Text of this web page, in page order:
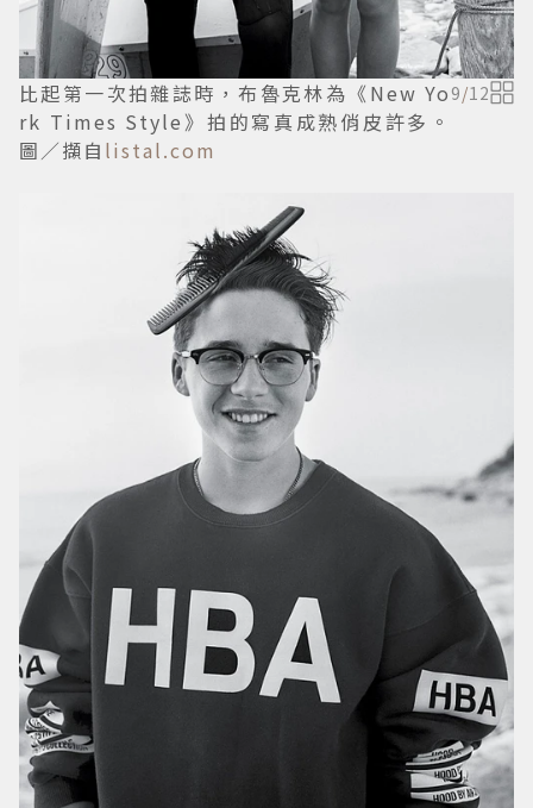
比起第一次拍雜誌時，布魯克林為《New Yo
rk Times Style》拍的寫真成熟俏皮許多。
圖／擷自 listal.com
9/12